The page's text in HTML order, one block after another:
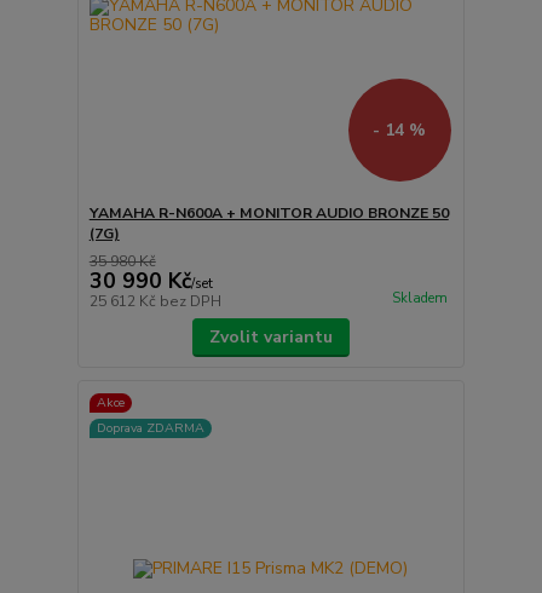
- 14 %
YAMAHA R-N600A + MONITOR AUDIO BRONZE 50
(7G)
35 980 Kč
30 990 Kč/set
25 612 Kč bez DPH Skladem
Zvolit variantu
Akce
Doprava ZDARMA